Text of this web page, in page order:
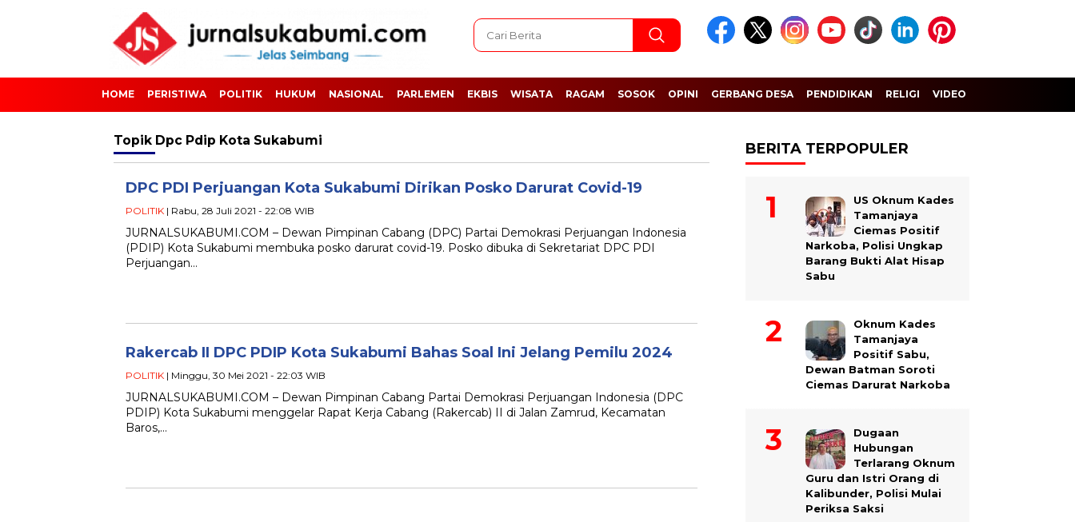
HOME PERISTIWA POLITIK HUKUM NASIONAL PARLEMEN EKBIS WISATA RAGAM SOSOK OPINI GERBANG DESA PENDIDIKAN RELIGI VIDEO
Topik Dpc Pdip Kota Sukabumi
DPC PDI Perjuangan Kota Sukabumi Dirikan Posko Darurat Covid-19
POLITIK | Rabu, 28 Juli 2021 - 22:08 WIB
JURNALSUKABUMI.COM – Dewan Pimpinan Cabang (DPC) Partai Demokrasi Perjuangan Indonesia
(PDIP) Kota Sukabumi membuka posko darurat covid-19. Posko dibuka di Sekretariat DPC PDI
Perjuangan…
Rakercab II DPC PDIP Kota Sukabumi Bahas Soal Ini Jelang Pemilu 2024
POLITIK | Minggu, 30 Mei 2021 - 22:03 WIB
JURNALSUKABUMI.COM – Dewan Pimpinan Cabang Partai Demokrasi Perjuangan Indonesia (DPC
PDIP) Kota Sukabumi menggelar Rapat Kerja Cabang (Rakercab) II di Jalan Zamrud, Kecamatan
Baros,…
BERITA TERPOPULER
US Oknum Kades
Tamanjaya
Ciemas Positif
Narkoba, Polisi Ungkap
Barang Bukti Alat Hisap
Sabu
Oknum Kades
Tamanjaya
Positif Sabu,
Dewan Batman Soroti
Ciemas Darurat Narkoba
Dugaan
Hubungan
Terlarang Oknum
Guru dan Istri Orang di
Kalibunder, Polisi Mulai
Periksa Saksi